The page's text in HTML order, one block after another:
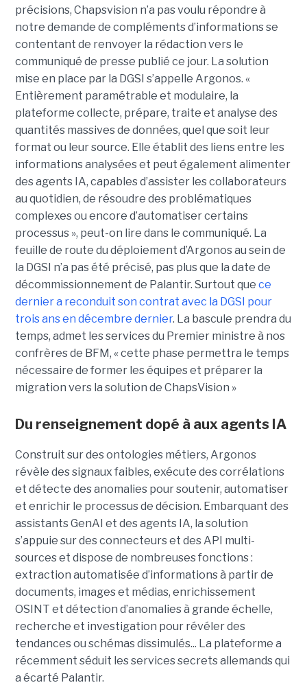
précisions, Chapsvision n’a pas voulu répondre à
notre demande de compléments d’informations se
contentant de renvoyer la rédaction vers le
communiqué de presse publié ce jour. La solution
mise en place par la DGSI s’appelle Argonos. «
Entièrement paramétrable et modulaire, la
plateforme collecte, prépare, traite et analyse des
quantités massives de données, quel que soit leur
format ou leur source. Elle établit des liens entre les
informations analysées et peut également alimenter
des agents IA, capables d’assister les collaborateurs
au quotidien, de résoudre des problématiques
complexes ou encore d’automatiser certains
processus », peut-on lire dans le communiqué. La
feuille de route du déploiement d’Argonos au sein de
la DGSI n’a pas été précisé, pas plus que la date de
décommissionnement de Palantir. Surtout que ce
dernier a reconduit son contrat avec la DGSI pour
trois ans en décembre dernier. La bascule prendra du
temps, admet les services du Premier ministre à nos
confrères de BFM, « cette phase permettra le temps
nécessaire de former les équipes et préparer la
migration vers la solution de ChapsVision »
Du renseignement dopé à aux agents IA
Construit sur des ontologies métiers, Argonos
révèle des signaux faibles, exécute des corrélations
et détecte des anomalies pour soutenir, automatiser
et enrichir le processus de décision. Embarquant des
assistants GenAI et des agents IA, la solution
s’appuie sur des connecteurs et des API multi-
sources et dispose de nombreuses fonctions :
extraction automatisée d’informations à partir de
documents, images et médias, enrichissement
OSINT et détection d’anomalies à grande échelle,
recherche et investigation pour révéler des
tendances ou schémas dissimulés... La plateforme a
récemment séduit les services secrets allemands qui
a écarté Palantir.